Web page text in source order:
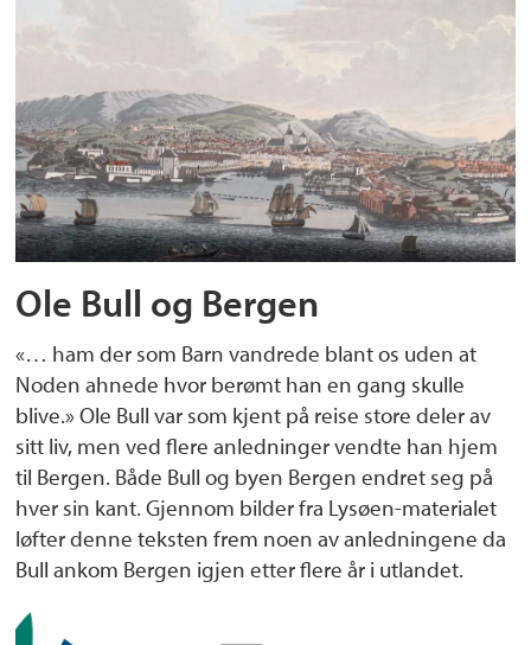
Ole Bull og Bergen
«… ham der som Barn vandrede blant os uden at
Noden ahnede hvor berømt han en gang skulle
blive.» Ole Bull var som kjent på reise store deler av
sitt liv, men ved flere anledninger vendte han hjem
til Bergen. Både Bull og byen Bergen endret seg på
hver sin kant. Gjennom bilder fra Lysøen-materialet
løfter denne teksten frem noen av anledningene da
Bull ankom Bergen igjen etter flere år i utlandet.